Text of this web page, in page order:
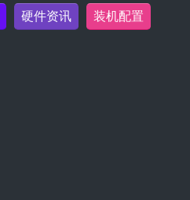
硬件资讯 装机配置